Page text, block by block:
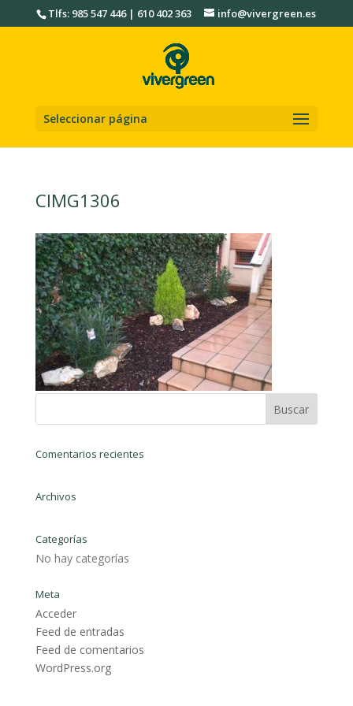
Tlfs: 985 547 446 | 610 402 363 info@vivergreen.es
Seleccionar página
CIMG1306
Comentarios recientes
Archivos
Categorías
No hay categorías
Meta
Acceder
Feed de entradas
Feed de comentarios
WordPress.org